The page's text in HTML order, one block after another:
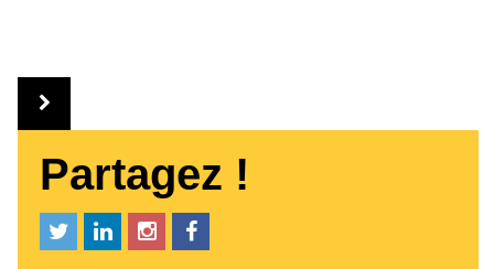
Partagez !